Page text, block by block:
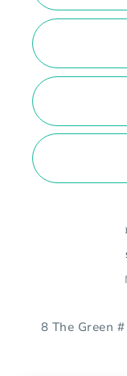
8 The Green